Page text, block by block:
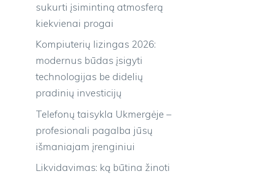
sukurti įsimintiną atmosferą
kiekvienai progai
Kompiuterių lizingas 2026:
modernus būdas įsigyti
technologijas be didelių
pradinių investicijų
Telefonų taisykla Ukmergėje –
profesionali pagalba jūsų
išmaniajam įrenginiui
Likvidavimas: ką būtina žinoti